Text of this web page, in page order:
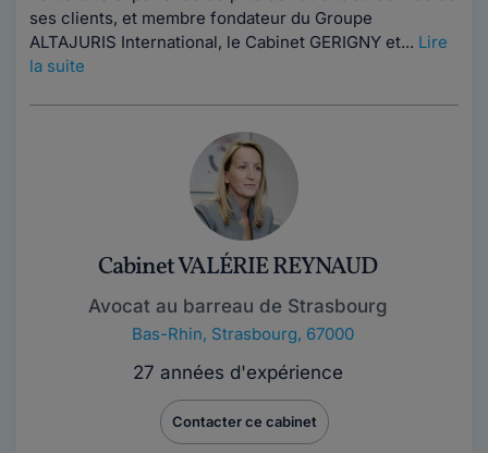
ses clients, et membre fondateur du Groupe
ALTAJURIS International, le Cabinet GERIGNY et... Lire
la suite
Cabinet VALÉRIE REYNAUD
Avocat au barreau de Strasbourg
Bas-Rhin, Strasbourg, 67000
27 années d'expérience
Contacter ce cabinet